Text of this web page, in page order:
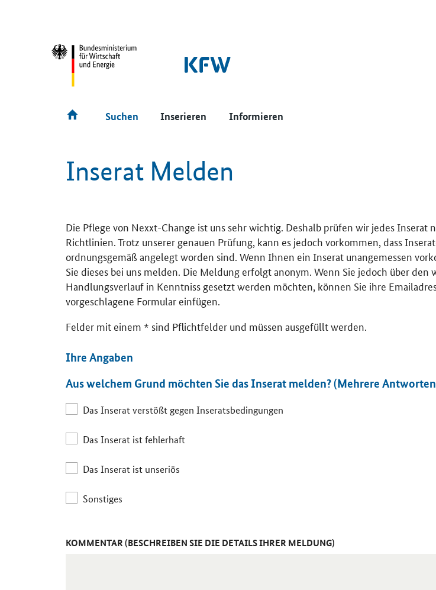
Suchen Inserieren Informieren
Inserat Melden
Die Pflege von Nexxt-Change ist uns sehr wichtig. Deshalb prüfen wir jedes Inserat
Richtlinien. Trotz unserer genauen Prüfung, kann es jedoch vorkommen, dass
ordnungsgemäß angelegt worden sind. Wenn Ihnen ein Inserat unangemessen
Sie dieses bei uns melden. Die Meldung erfolgt anonym. Wenn Sie jedoch über den
Handlungsverlauf in Kenntniss gesetzt werden möchten, können Sie ihre
vorgeschlagene Formular einfügen.
Felder mit einem * sind Pflichtfelder und müssen ausgefüllt werden.
Ihre Angaben
Aus welchem Grund möchten Sie das Inserat melden? (Mehrere
Das Inserat verstößt gegen Inseratsbedingungen
Das Inserat ist fehlerhaft
Das Inserat ist unseriös
Sonstiges
KOMMENTAR (BESCHREIBEN SIE DIE DETAILS IHRER MELDUNG)